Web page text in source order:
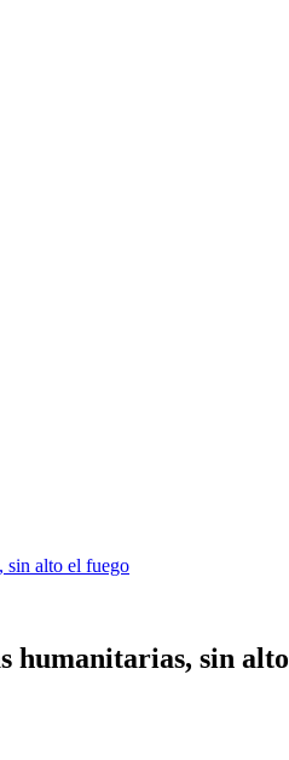
sin alto el fuego
humanitarias, sin